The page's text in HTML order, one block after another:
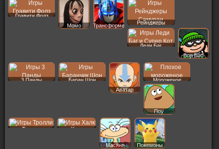
Гравити Фолз
Момо
Трансформеры
Рейнджеры
Леди Баг
Вор Боб
3 Панды
Баран Шон
Аватар
Мороженое
Поу
Тролли Халк
Масяня Покемоны